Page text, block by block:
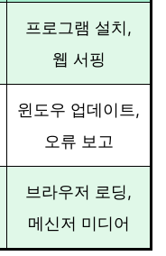
프로그램 설치,
웹 서핑
윈도우 업데이트,
오류 보고
브라우저 로딩,
메신저 미디어